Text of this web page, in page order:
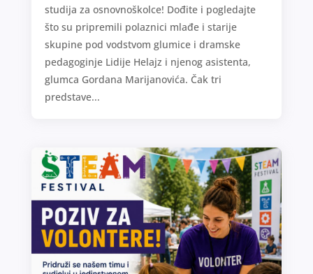
studija za osnovnoškolce! Dođite i pogledajte
što su pripremili polaznici mlađe i starije
skupine pod vodstvom glumice i dramske
pedagoginje Lidije Helajz i njenog asistenta,
glumca Gordana Marijanovića. Čak tri
predstave...